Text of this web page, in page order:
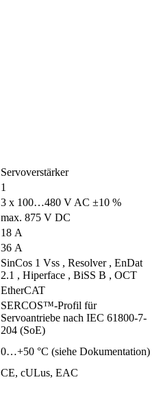
Servoverstärker
1
3 x 100…480 V AC ±10 %
max. 875 V DC
18 A
36 A
SinCos 1 Vss , Resolver , EnDat
2.1 , Hiperface , BiSS B , OCT
EtherCAT
SERCOS™-Profil für
Servoantriebe nach IEC 61800-7-
204 (SoE)
0…+50 °C (siehe Dokumentation)
CE, cULus, EAC